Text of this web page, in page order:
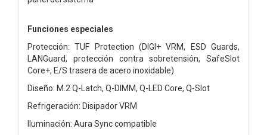
Funciones especiales
Protección: TUF Protection (DIGI+ VRM, ESD Guards,
LANGuard, protección contra sobretensión, SafeSlot
Core+, E/S trasera de acero inoxidable)
Diseño: M.2 Q-Latch, Q-DIMM, Q-LED Core, Q-Slot
Refrigeración: Disipador VRM
Iluminación: Aura Sync compatible